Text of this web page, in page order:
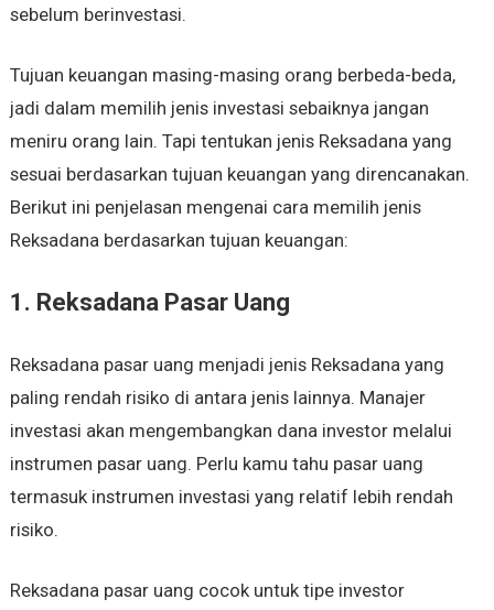
sebelum berinvestasi.
Tujuan keuangan masing-masing orang berbeda-beda,
jadi dalam memilih jenis investasi sebaiknya jangan
meniru orang lain. Tapi tentukan jenis Reksadana yang
sesuai berdasarkan tujuan keuangan yang direncanakan.
Berikut ini penjelasan mengenai cara memilih jenis
Reksadana berdasarkan tujuan keuangan:
1. Reksadana Pasar Uang
Reksadana pasar uang menjadi jenis Reksadana yang
paling rendah risiko di antara jenis lainnya. Manajer
investasi akan mengembangkan dana investor melalui
instrumen pasar uang. Perlu kamu tahu pasar uang
termasuk instrumen investasi yang relatif lebih rendah
risiko.
Reksadana pasar uang cocok untuk tipe investor